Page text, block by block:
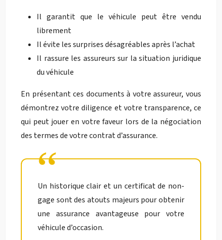
Il garantit que le véhicule peut être vendu
librement
Il évite les surprises désagréables après l’achat
Il rassure les assureurs sur la situation juridique
du véhicule
En présentant ces documents à votre assureur, vous
démontrez votre diligence et votre transparence, ce
qui peut jouer en votre faveur lors de la négociation
des termes de votre contrat d’assurance.
Un historique clair et un certificat de non-
gage sont des atouts majeurs pour obtenir
une assurance avantageuse pour votre
véhicule d’occasion.